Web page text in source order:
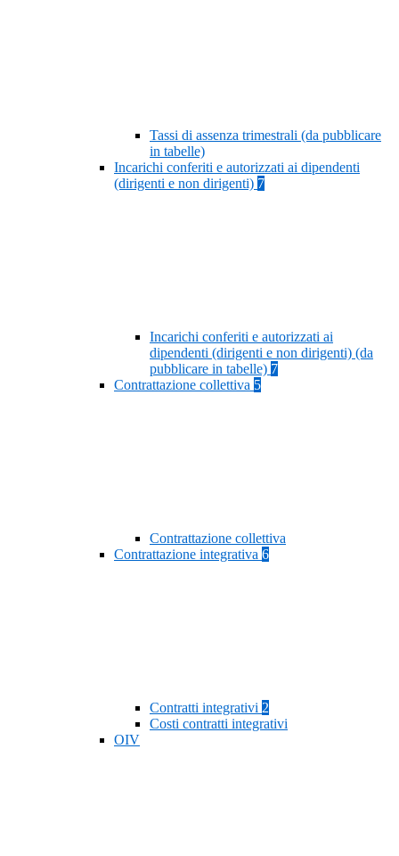
Tassi di assenza trimestrali (da pubblicare
in tabelle)
Incarichi conferiti e autorizzati ai dipendenti
(dirigenti e non dirigenti) 7
Incarichi conferiti e autorizzati ai
dipendenti (dirigenti e non dirigenti) (da
pubblicare in tabelle) 7
Contrattazione collettiva 5
Contrattazione collettiva
Contrattazione integrativa 6
Contratti integrativi 2
Costi contratti integrativi
OIV